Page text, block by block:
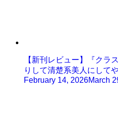
【新刊レビュー】『クラ
りして清楚系美人にして
February 14, 2026March